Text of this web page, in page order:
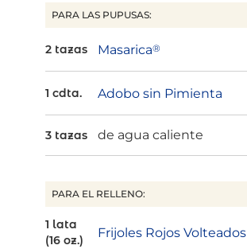
PARA LAS PUPUSAS:
2 tazas Masarica®
1 cdta. Adobo sin Pimienta
3 tazas de agua caliente
PARA EL RELLENO:
1 lata
(16 oz.)
Frijoles Rojos Volteados